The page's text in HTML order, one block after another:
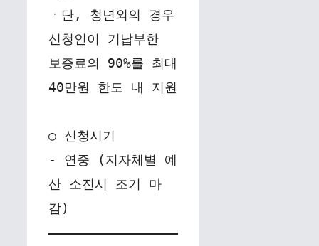
ㆍ단, 청년외의 경우
신청인이 기납부한
보증료의 90%를 최대
40만원 한도 내 지원
○ 신청시기
- 연중 (지자체별 예
산 소진시 조기 마
감)